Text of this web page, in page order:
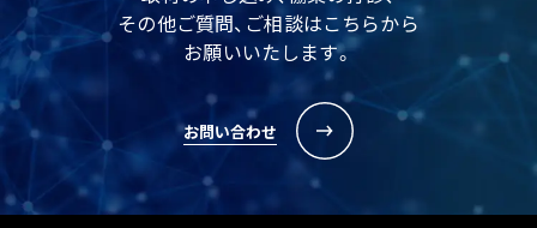
その他ご質問、ご相談はこちらから
お願いいたします。
お問い合わせ